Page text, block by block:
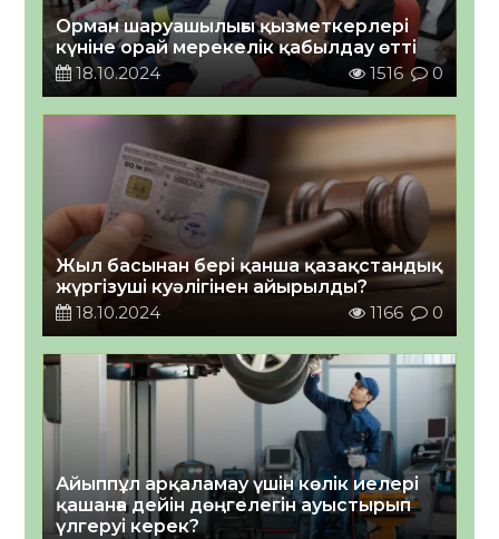
Орман шаруашылығы қызметкерлері
күніне орай мерекелік қабылдау өтті
18.10.2024
1516 0
Жыл басынан бері қанша қазақстандық
жүргізуші куәлігінен айырылды?
18.10.2024
1166 0
Айыппұл арқаламау үшін көлік иелері
қашанға дейін дөңгелегін ауыстырып
үлгеруі керек?